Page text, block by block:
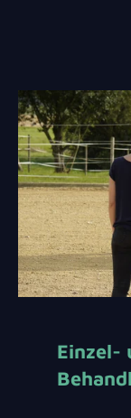
Einzel-